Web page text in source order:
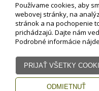
Používame cookies, aby
webovej stránky, na
stránok a na pochopenie
prichádzajú. Dajte nám
Podrobné informácie